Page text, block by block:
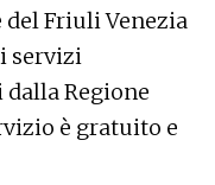
Friuli Venezia
servizi
Regione
è gratuito e